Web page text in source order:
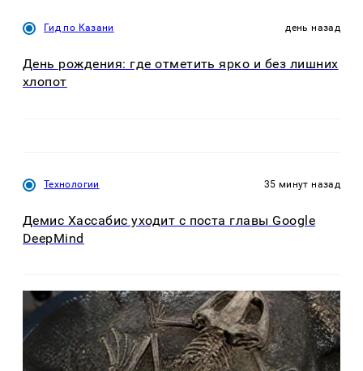
Гид по Казани день назад
День рождения: где отметить ярко и без лишних
хлопот
Технологии 35 минут назад
Демис Хассабис уходит с поста главы Google
DeepMind